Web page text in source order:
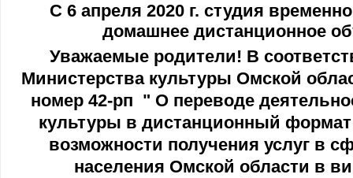
С 6 апреля 2020 г. студия
домашнее дистанционное
Уважаемые родители! В
Министерства культуры Омской
номер 42-рп " О переводе
культуры в дистанционный формат
возможности получения услуг в
населения Омской области в